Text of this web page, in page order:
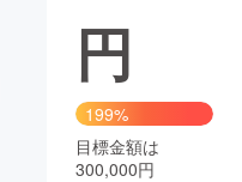
CAMPFIRE Creation
コミュニティ
円
199%
目標金額は
300,000円